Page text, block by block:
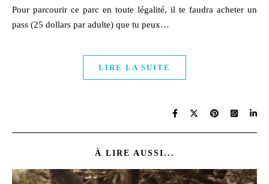
Pour parcourir ce parc en toute légalité, il te faudra acheter un
pass (25 dollars par adulte) que tu peux…
LIRE LA SUITE
À LIRE AUSSI...